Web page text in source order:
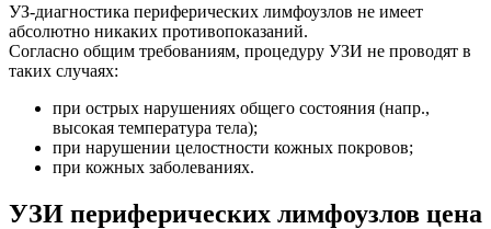
УЗ-диагностика периферических лимфоузлов не имеет
абсолютно никаких противопоказаний.
Согласно общим требованиям, процедуру УЗИ не проводят в
таких случаях:
при острых нарушениях общего состояния (напр.,
высокая температура тела);
при нарушении целостности кожных покровов;
при кожных заболеваниях.
УЗИ периферических лимфоузлов цена